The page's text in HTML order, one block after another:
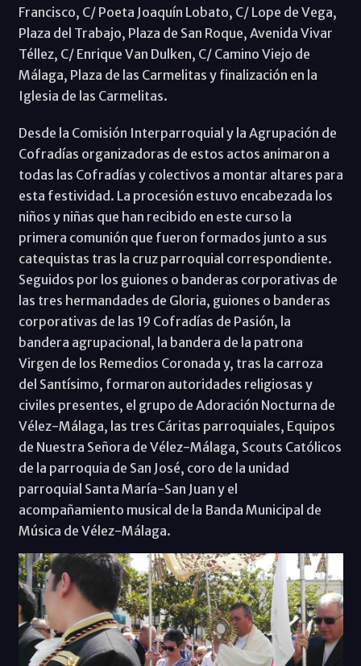
Francisco, C/ Poeta Joaquín Lobato, C/ Lope de Vega,
Plaza del Trabajo, Plaza de San Roque, Avenida Vivar
Téllez, C/ Enrique Van Dulken, C/ Camino Viejo de
Málaga, Plaza de las Carmelitas y finalización en la
Iglesia de las Carmelitas.
Desde la Comisión Interparroquial y la Agrupación de
Cofradías organizadoras de estos actos animaron a
todas las Cofradías y colectivos a montar altares para
esta festividad. La procesión estuvo encabezada los
niños y niñas que han recibido en este curso la
primera comunión que fueron formados junto a sus
catequistas tras la cruz parroquial correspondiente.
Seguidos por los guiones o banderas corporativas de
las tres hermandades de Gloria, guiones o banderas
corporativas de las 19 Cofradías de Pasión, la
bandera agrupacional, la bandera de la patrona
Virgen de los Remedios Coronada y, tras la carroza
del Santísimo, formaron autoridades religiosas y
civiles presentes, el grupo de Adoración Nocturna de
Vélez-Málaga, las tres Cáritas parroquiales, Equipos
de Nuestra Señora de Vélez-Málaga, Scouts Católicos
de la parroquia de San José, coro de la unidad
parroquial Santa María-San Juan y el
acompañamiento musical de la Banda Municipal de
Música de Vélez-Málaga.